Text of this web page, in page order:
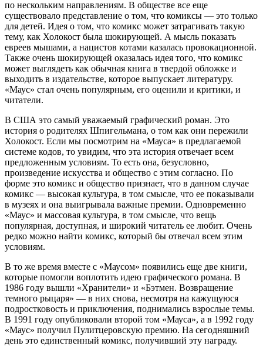
по нескольким направлениям. В обществе все еще
существовало представление о том, что комиксы — это только
для детей. Идея о том, что комикс может затрагивать такую
тему, как Холокост была шокирующей. А мысль показать
евреев мышами, а нацистов котами казалась провокационной.
Также очень шокирующей оказалась идея того, что комикс
может выглядеть как обычная книга в твердой обложке и
выходить в издательстве, которое выпускает литературу.
«Маус» стал очень популярным, его оценили и критики, и
читатели.
В США это самый уважаемый графический роман. Это
история о родителях Шпигельмана, о том как они пережили
Холокост. Если мы посмотрим на «Мауса» в предлагаемой
системе кодов, то увидим, что эта история отвечает всем
предложенным условиям. То есть она, безусловно,
произведение искусства и общество с этим согласно. По
форме это комикс и общество признает, что в данном случае
комикс — высокая культура, в том смысле, что ее показывали
в музеях и она выигрывала важные премии. Одновременно
«Маус» и массовая культура, в том смысле, что вещь
популярная, доступная, и широкий читатель ее любит. Очень
редко можно найти комикс, который бы отвечал всем этим
условиям.
В то же время вместе с «Маусом» появились еще две книги,
которые помогли воплотить идею графического романа. В
1986 году вышли «Хранители» и «Бэтмен. Возвращение
темного рыцаря» — в них снова, несмотря на кажущуюся
подростковость и приключения, поднимались взрослые темы.
В 1991 году опубликовали второй том «Мауса», а в 1992 году
«Маус» получил Пулитцеровскую премию. На сегодняшний
день это единственный комикс, получивший эту награду.